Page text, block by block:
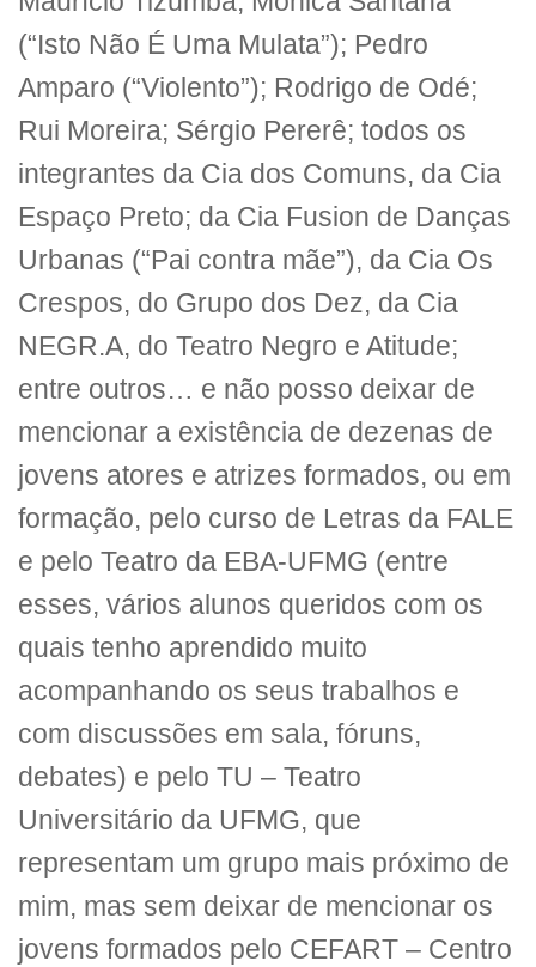
(“Isto Não É Uma Mulata”); Pedro
Amparo (“Violento”); Rodrigo de Odé;
Rui Moreira; Sérgio Pererê; todos os
integrantes da Cia dos Comuns, da Cia
Espaço Preto; da Cia Fusion de Danças
Urbanas (“Pai contra mãe”), da Cia Os
Crespos, do Grupo dos Dez, da Cia
NEGR.A, do Teatro Negro e Atitude;
entre outros… e não posso deixar de
mencionar a existência de dezenas de
jovens atores e atrizes formados, ou em
formação, pelo curso de Letras da FALE
e pelo Teatro da EBA-UFMG (entre
esses, vários alunos queridos com os
quais tenho aprendido muito
acompanhando os seus trabalhos e
com discussões em sala, fóruns,
debates) e pelo TU – Teatro
Universitário da UFMG, que
representam um grupo mais próximo de
mim, mas sem deixar de mencionar os
jovens formados pelo CEFART – Centro